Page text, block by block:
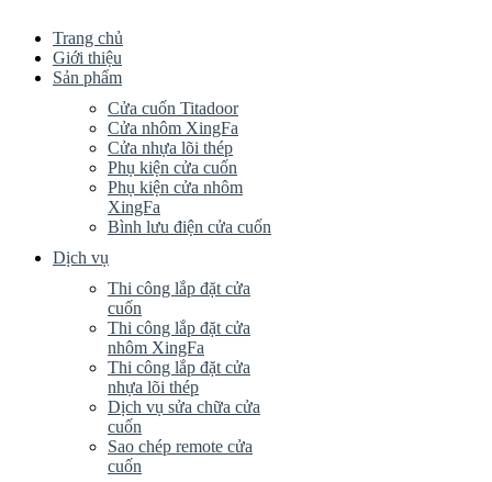
Trang chủ
Giới thiệu
Sản phẩm
Cửa cuốn Titadoor
Cửa nhôm XingFa
Cửa nhựa lõi thép
Phụ kiện cửa cuốn
Phụ kiện cửa nhôm
XingFa
Bình lưu điện cửa cuốn
Dịch vụ
Thi công lắp đặt cửa
cuốn
Thi công lắp đặt cửa
nhôm XingFa
Thi công lắp đặt cửa
nhựa lõi thép
Dịch vụ sửa chữa cửa
cuốn
Sao chép remote cửa
cuốn